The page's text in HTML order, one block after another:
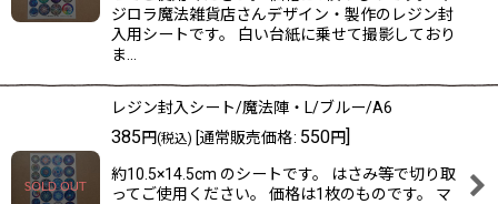
ジロラ魔法雑貨店さんデザイン・製作のレジン封
入用シートです。 白い台紙に乗せて撮影しており
ま…
レジン封入シート/魔法陣・L/ブルー/A6
385円(税込) [通常販売価格: 550円]
約10.5×14.5cm のシートです。 はさみ等で切り取
ってご使用ください。 価格は1枚のものです。 マ